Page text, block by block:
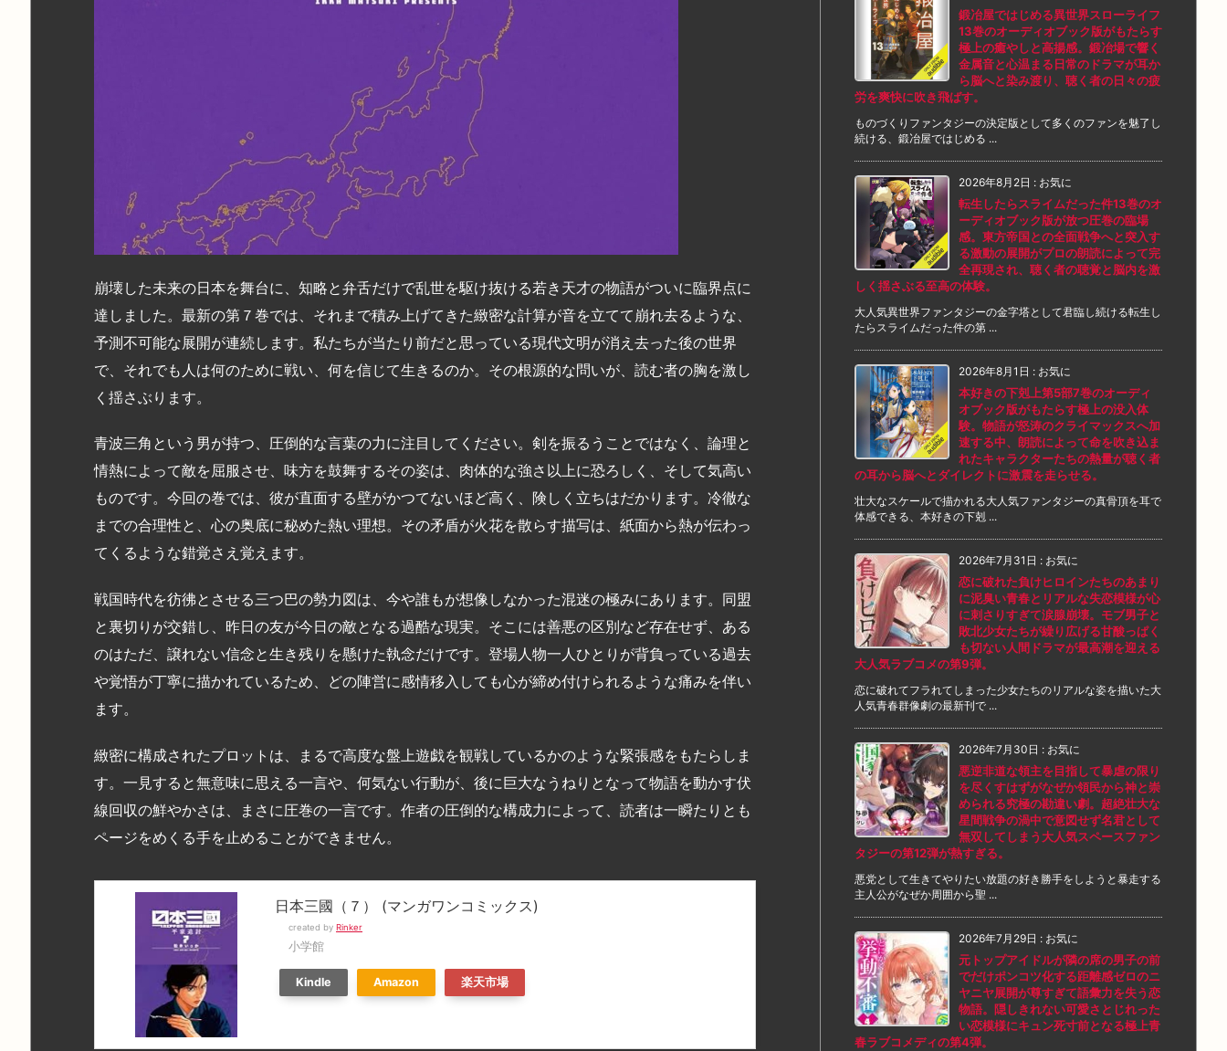
崩壊した未来の日本を舞台に、知略と弁舌だけで乱世を駆け抜ける若き天才の物語がついに臨界点に
達しました。最新の第７巻では、それまで積み上げてきた緻密な計算が音を立てて崩れ去るような、
予測不可能な展開が連続します。私たちが当たり前だと思っている現代文明が消え去った後の世界
で、それでも人は何のために戦い、何を信じて生きるのか。その根源的な問いが、読む者の胸を激し
く揺さぶります。
青波三角という男が持つ、圧倒的な言葉の力に注目してください。剣を振るうことではなく、論理と
情熱によって敵を屈服させ、味方を鼓舞するその姿は、肉体的な強さ以上に恐ろしく、そして気高い
ものです。今回の巻では、彼が直面する壁がかつてないほど高く、険しく立ちはだかります。冷徹な
までの合理性と、心の奥底に秘めた熱い理想。その矛盾が火花を散らす描写は、紙面から熱が伝わっ
てくるような錯覚さえ覚えます。
戦国時代を彷彿とさせる三つ巴の勢力図は、今や誰もが想像しなかった混迷の極みにあります。同盟
と裏切りが交錯し、昨日の友が今日の敵となる過酷な現実。そこには善悪の区別など存在せず、ある
のはただ、譲れない信念と生き残りを懸けた執念だけです。登場人物一人ひとりが背負っている過去
や覚悟が丁寧に描かれているため、どの陣営に感情移入しても心が締め付けられるような痛みを伴い
ます。
緻密に構成されたプロットは、まるで高度な盤上遊戯を観戦しているかのような緊張感をもたらしま
す。一見すると無意味に思える一言や、何気ない行動が、後に巨大なうねりとなって物語を動かす伏
線回収の鮮やかさは、まさに圧巻の一言です。作者の圧倒的な構成力によって、読者は一瞬たりとも
ページをめくる手を止めることができません。
日本三國（７） (マンガワンコミックス)
created by Rinker
小学館
Kindle Amazon 楽天市場
鍛冶屋ではじめる異世界スローライフ
13巻のオーディオブック版がもたらす
極上の癒やしと高揚感。鍛冶場で響く
金属音と心温まる日常のドラマが耳か
ら脳へと染み渡り、聴く者の日々の疲
労を爽快に吹き飛ばす。
ものづくりファンタジーの決定版として多くのファンを魅了し
続ける、鍛冶屋ではじめる ...
2026年8月2日 : お気に
転生したらスライムだった件13巻のオ
ーディオブック版が放つ圧巻の臨場
感。東方帝国との全面戦争へと突入す
る激動の展開がプロの朗読によって完
全再現され、聴く者の聴覚と脳内を激
しく揺さぶる至高の体験。
大人気異世界ファンタジーの金字塔として君臨し続ける転生し
たらスライムだった件の第 ...
2026年8月1日 : お気に
本好きの下剋上第5部7巻のオーディ
オブック版がもたらす極上の没入体
験。物語が怒涛のクライマックスへ加
速する中、朗読によって命を吹き込ま
れたキャラクターたちの熱量が聴く者
の耳から脳へとダイレクトに激震を走らせる。
壮大なスケールで描かれる大人気ファンタジーの真骨頂を耳で
体感できる、本好きの下剋 ...
2026年7月31日 : お気に
恋に破れた負けヒロインたちのあまり
に泥臭い青春とリアルな失恋模様が心
に刺さりすぎて涙腺崩壊。モブ男子と
敗北少女たちが繰り広げる甘酸っぱく
も切ない人間ドラマが最高潮を迎える
大人気ラブコメの第9弾。
恋に破れてフラれてしまった少女たちのリアルな姿を描いた大
人気青春群像劇の最新刊で ...
2026年7月30日 : お気に
悪逆非道な領主を目指して暴虐の限り
を尽くすはずがなぜか領民から神と崇
められる究極の勘違い劇。超絶壮大な
星間戦争の渦中で意図せず名君として
無双してしまう大人気スペースファン
タジーの第12弾が熱すぎる。
悪党として生きてやりたい放題の好き勝手をしようと暴走する
主人公がなぜか周囲から聖 ...
2026年7月29日 : お気に
元トップアイドルが隣の席の男子の前
でだけポンコツ化する距離感ゼロのニ
ヤニヤ展開が尊すぎて語彙力を失う恋
物語。隠しきれない可愛さとじれった
い恋模様にキュン死寸前となる極上青
春ラブコメディの第4弾。